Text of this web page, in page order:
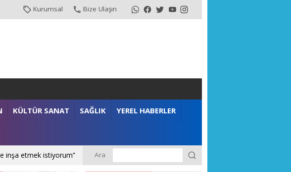
Kurumsal Bize Ulaşın
KÜLTÜR SANAT SAĞLIK YEREL HABERLER
Ara